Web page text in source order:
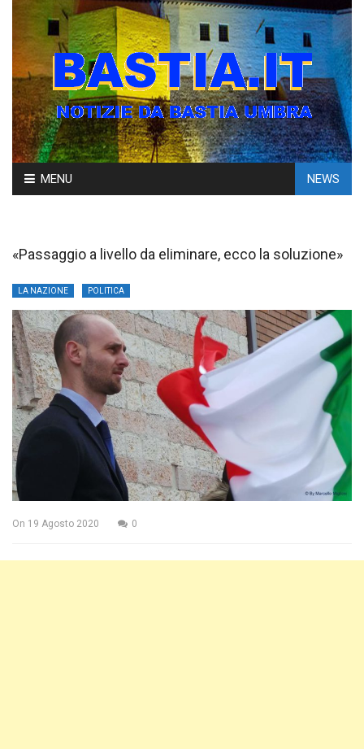
Skip
to
MENU NEWS
«Passaggio a livello da eliminare, ecco la soluzione»
LA NAZIONE POLITICA
On 19 Agosto 2020 0